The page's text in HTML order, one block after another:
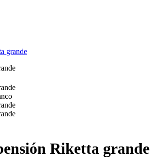
grande
Riketta grande